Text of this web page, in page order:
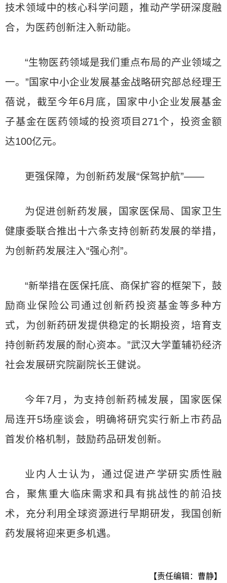
技术领域中的核心科学问题，推动产学研深度融
合，为医药创新注入新动能。
“生物医药领域是我们重点布局的产业领域之
一。”国家中小企业发展基金战略研究部总经理王
蓓说，截至今年6月底，国家中小企业发展基金
子基金在医药领域的投资项目271个，投资金额
达100亿元。
更强保障，为创新药发展“保驾护航”——
为促进创新药发展，国家医保局、国家卫生
健康委联合推出十六条支持创新药发展的举措，
为创新药发展注入“强心剂”。
“新举措在医保托底、商保扩容的框架下，鼓
励商业保险公司通过创新药投资基金等多种方
式，为创新药研发提供稳定的长期投资，培育支
持创新药发展的耐心资本。”武汉大学董辅礽经济
社会发展研究院副院长王健说。
今年7月，为支持创新药械发展，国家医保
局连开5场座谈会，明确将研究实行新上市药品
首发价格机制，鼓励药品研发创新。
业内人士认为，通过促进产学研实质性融
合，聚焦重大临床需求和具有挑战性的前沿技
术，充分利用全球资源进行早期研发，我国创新
药发展将迎来更多机遇。
【责任编辑：曹静】